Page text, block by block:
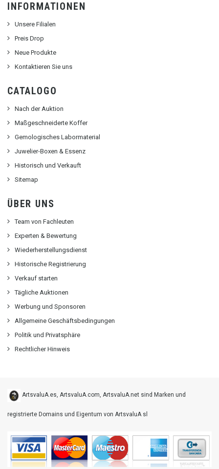
INFORMATIONEN
Unsere Filialen
Preis Drop
Neue Produkte
Kontaktieren Sie uns
CATALOGO
Nach der Auktion
Maßgeschneiderte Koffer
Gemologisches Labormaterial
Juwelier-Boxen & Essenz
Historisch und Verkauft
Sitemap
ÜBER UNS
Team von Fachleuten
Experten & Bewertung
Wiederherstellungsdienst
Historische Registrierung
Verkauf starten
Tägliche Auktionen
Werbung und Sponsoren
Allgemeine Geschäftsbedingungen
Politik und Privatsphäre
Rechtlicher Hinweis
ArtsvaluA.es, ArtsvaluA.com, ArtsvaluA.net sind Marken und
registrierte Domains und Eigentum von ArtsvaluA sl